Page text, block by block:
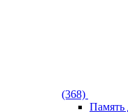
(368)
Память